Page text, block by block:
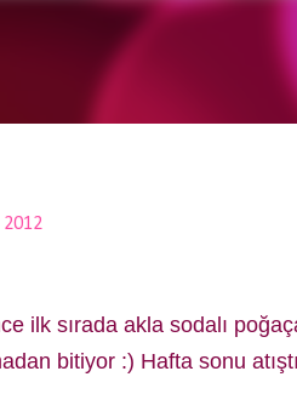
2012
ilk sırada akla sodalı
bitiyor :) Hafta sonu